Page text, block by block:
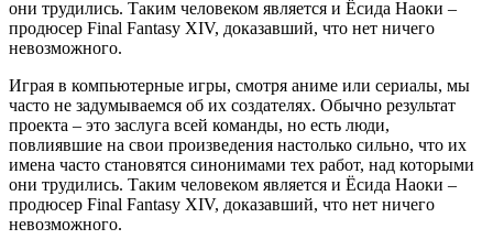
они трудились. Таким человеком является и Ёсида Наоки –
продюсер Final Fantasy XIV, доказавший, что нет ничего
невозможного.
Играя в компьютерные игры, смотря аниме или сериалы, мы
часто не задумываемся об их создателях. Обычно результат
проекта – это заслуга всей команды, но есть люди,
повлиявшие на свои произведения настолько сильно, что их
имена часто становятся синонимами тех работ, над которыми
они трудились. Таким человеком является и Ёсида Наоки –
продюсер Final Fantasy XIV, доказавший, что нет ничего
невозможного.